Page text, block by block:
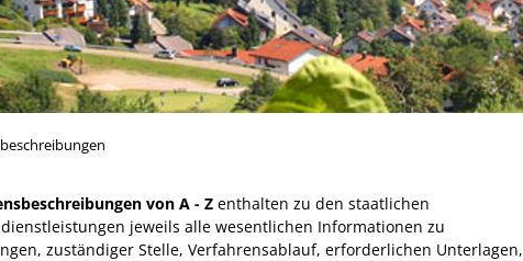
von A - Z enthalten zu den staatlichen
jeweils alle wesentlichen Informationen zu
zuständiger Stelle, Verfahrensablauf, erforderlichen Unterlagen,